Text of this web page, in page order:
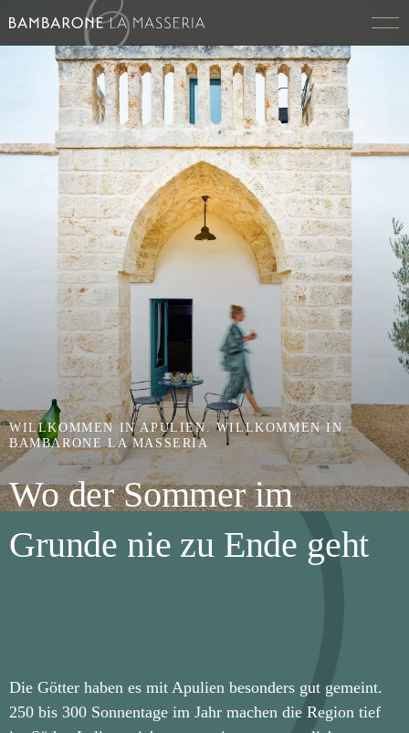
WILLKOMMEN IN APULIEN. WILLKOMMEN IN
BAMBARONE LA MASSERIA
Wo der Sommer im
Grunde nie zu Ende geht
Die Götter haben es mit Apulien besonders gut gemeint.
250 bis 300 Sonnentage im Jahr machen die Region tief